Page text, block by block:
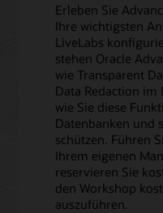
Erleben Sie
Ihre wichtigsten
LiveLabs
stehen Oracle
wie Transparent
Data Redaction im
wie Sie diese
Datenbanken und
schützen. Führen
Ihrem eigenen
reservieren Sie
den Workshop
auszuführen.